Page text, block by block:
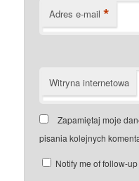
Adres e-mail *
Witryna internetowa
Zapamiętaj moje
pisania kolejnych
Notify me of follow-